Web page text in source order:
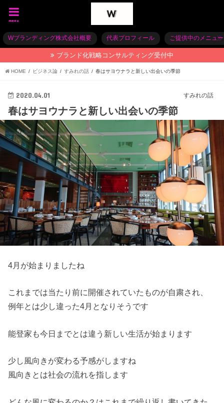
menu
Wブランディング株式会社概要 代表プロフィール ご提供中のメニュー
ブランド化戦略コンサルティング受付中
HOME ビジネス論 すみれの話 春はサヨウナラと新しい出会いの季節
すみれの話
2020.04.01
春はサヨウナラと新しい出会いの季節
4月が始まりましたね
これまでは当たり前に開催されていたものが自粛され、
例年とは少し違った4月となりそうです
能登家も今日までとは違う新しい生活が始まります
少し風向きが変わる予感がしますね
風向きとは社会の流れを指します